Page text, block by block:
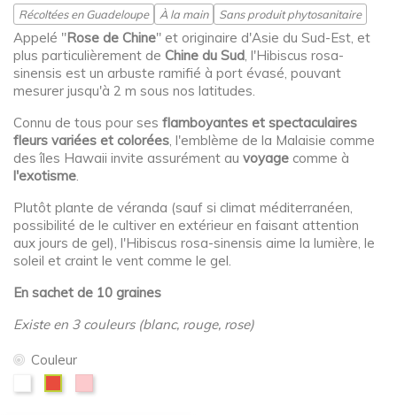
Récoltées en Guadeloupe À la main Sans produit phytosanitaire
Appelé "Rose de Chine" et originaire d'Asie du Sud-Est, et
plus particulièrement de Chine du Sud, l'Hibiscus rosa-
sinensis est un arbuste ramifié à port évasé, pouvant
mesurer jusqu'à 2 m sous nos latitudes.
Connu de tous pour ses flamboyantes et spectaculaires
fleurs variées et colorées, l'emblème de la Malaisie comme
des îles Hawaii invite assurément au voyage comme à
l'exotisme.
Plutôt plante de véranda (sauf si climat méditerranéen,
possibilité de le cultiver en extérieur en faisant attention
aux jours de gel), l'Hibiscus rosa-sinensis aime la lumière, le
soleil et craint le vent comme le gel.
En sachet de 10 graines
Existe en 3 couleurs (blanc, rouge, rose)
Couleur